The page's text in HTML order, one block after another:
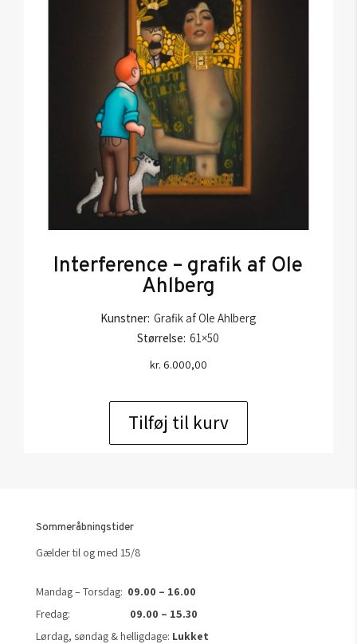
Interference – grafik af Ole
Ahlberg
Kunstner: Grafik af Ole Ahlberg
Størrelse: 61×50
kr. 6.000,00
Tilføj til kurv
Sommeråbningstider
Gælder til og med 15/8
Mandag – Torsdag: 09.00 – 16.00
Fredag: 09.00 – 15.30
Lørdag, søndag & helligdage: Lukket